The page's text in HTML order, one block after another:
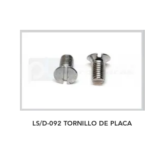
LS/D-092 TORNILLO DE PLACA